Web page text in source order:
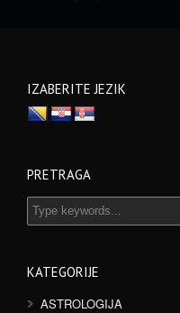
IZABERITE JEZIK
PRETRAGA
KATEGORIJE
ASTROLOGIJA